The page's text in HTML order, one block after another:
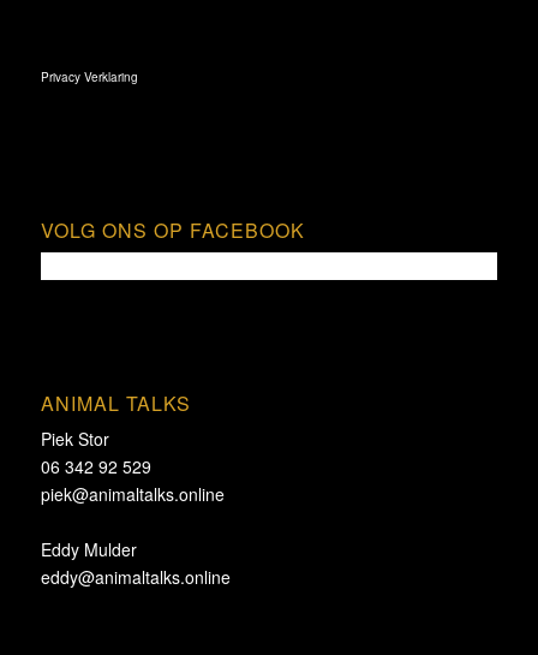
Privacy Verklaring
VOLG ONS OP FACEBOOK
ANIMAL TALKS
Piek Stor
06 342 92 529
piek@animaltalks.online
Eddy Mulder
eddy@animaltalks.online